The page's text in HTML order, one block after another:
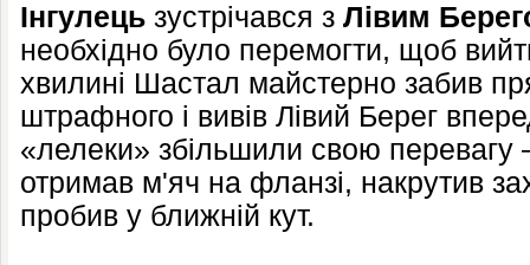
Інгулець зустрічався з Лівим
необхідно було перемогти, щоб
хвилині Шастал майстерно забив
штрафного і вивів Лівий Берег
«лелеки» збільшили свою перевагу
отримав м'яч на фланзі, накрутив
пробив у ближній кут.